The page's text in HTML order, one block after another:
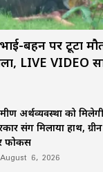
बहन पर टूटा
LIVE VIDEO
अर्थव्यवस्था को
संग मिलाया हाथ,
फोकस
August 6, 2026